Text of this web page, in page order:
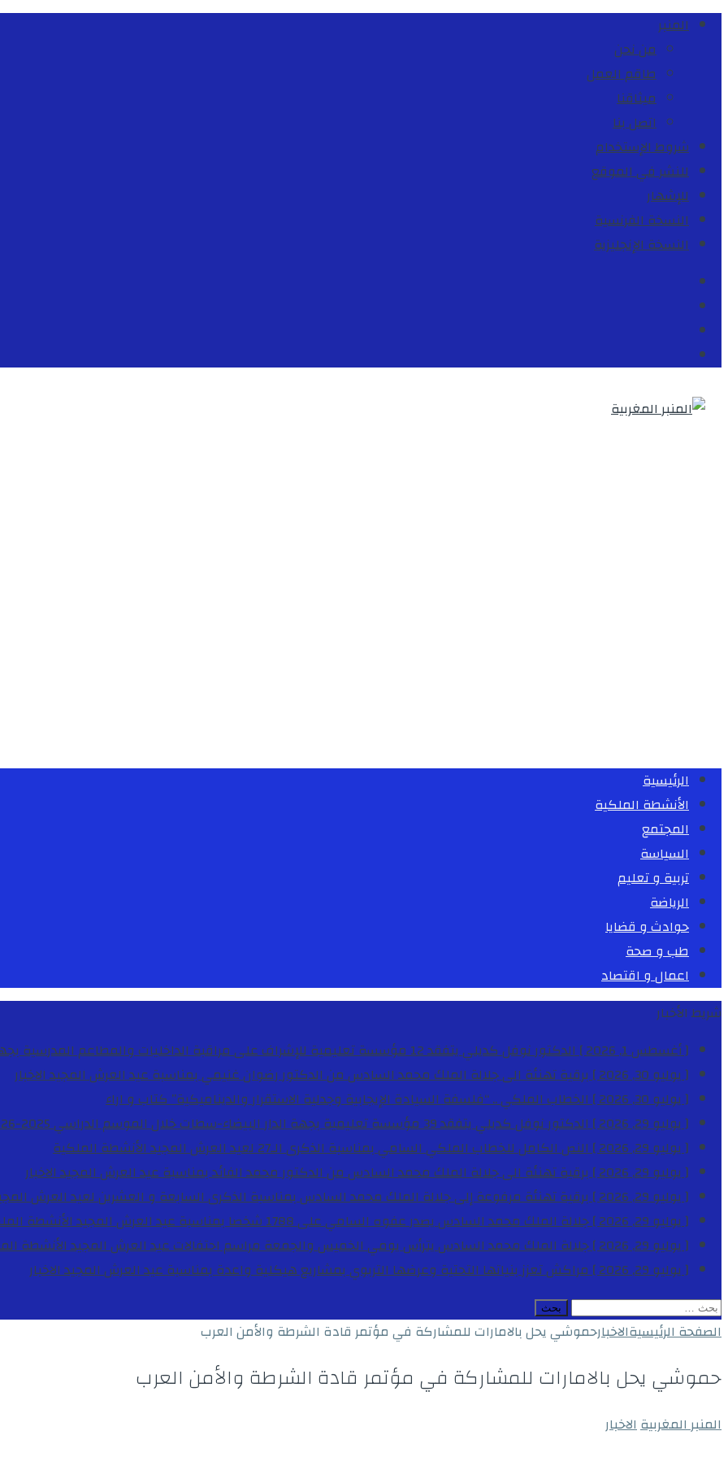
المنبر
من نحن
طاقم العمل
ميثاقنا
اتصل بنا
شروط الإستخدام
للنشر في الموقع
للإشهار
النسخة الفرنسية
النسخة الإنجليزية
الرئيسية
الأنشطة الملكية
المجتمع
السياسة
تربية و تعليم
الرياضة
حوادث و قضايا
طب و صحة
اعمال و اقتصاد
شريط الأخبار
[ أغسطس 1, 2026 ]
الدكتور نوفل كديلي يتفقد 12 مؤسسة تعليمية للإشراف على مراقبة الداخليات والمطاعم المدرسية بجهة الدار البيضاء-سطات
[ يوليو 30, 2026 ]
برقية تهنئة الى جلالة الملك محمد السادس من الدكتور رضوان غنيمي بمناسبة عيد العرش المجيدالاخبار
[ يوليو 30, 2026 ]
الخطاب الملكي .. “فلسفة السيادة الإيجابية وجدلية الاستقرار والديناميكية”كتاب و اراء
[ يوليو 29, 2026 ]
الدكتور نوفل كديلي يتفقد 39 مؤسسة تعليمية بجهة الدار البيضاء-سطات خلال الموسم الدراسي 2025-2026
[ يوليو 29, 2026 ]
النص الكامل للخطاب الملكي السامي بمناسبة الذكرى الـ27 لعيد العرش المجيد
الأنشطة الملكية
[ يوليو 29, 2026 ]
برقية تهنئة الى جلالة الملك محمد السادس من الدكتور محمد الفائد بمناسبة عيد العرش المجيدالاخبار
[ يوليو 29, 2026 ]
برقية تهنئة مرفوعة إلى جلالة الملك محمد السادس بمناسبة الذكرى السابعة و العشرين لعيد العرش
[ يوليو 29, 2026 ]
جلالة الملك محمد السادس يصدر عفوه السامي على 1788 شخصا بمناسبة عيد العرش المجيد
الأنشطة
[ يوليو 29, 2026 ]
جلالة الملك محمد السادس يترأس يومي الخميس والجمعة مراسم احتفالات عيد العرش المجيدالأنشطة
[ يوليو 29, 2026 ]
مراكش تعزز بنياتها التحتية وعرضها التربوي بمشاريع هيكلية واعدة بمناسبة عيد العرش المجيدالاخبار
البحث
عن:
الصفحة الرئيسيةالاخبارحموشي يحل بالامارات للمشاركة في مؤتمر قادة الشرطة والأمن العرب
حموشي يحل بالامارات للمشاركة في مؤتمر قادة الشرطة والأمن العرب
المنبر المغربيةالاخبار